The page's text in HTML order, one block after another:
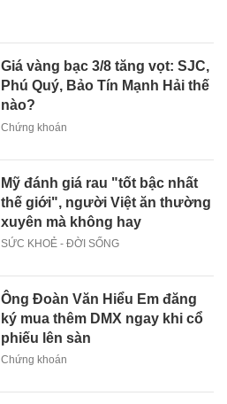
Giá vàng bạc 3/8 tăng vọt: SJC,
Phú Quý, Bảo Tín Mạnh Hải thế
nào?
Chứng khoán
Mỹ đánh giá rau "tốt bậc nhất
thế giới", người Việt ăn thường
xuyên mà không hay
SỨC KHOẺ - ĐỜI SỐNG
Ông Đoàn Văn Hiểu Em đăng
ký mua thêm DMX ngay khi cổ
phiếu lên sàn
Chứng khoán